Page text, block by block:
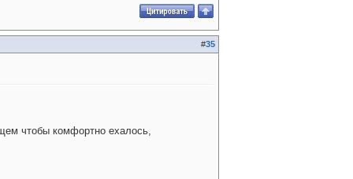
#35
чтобы комфортно ехалось,